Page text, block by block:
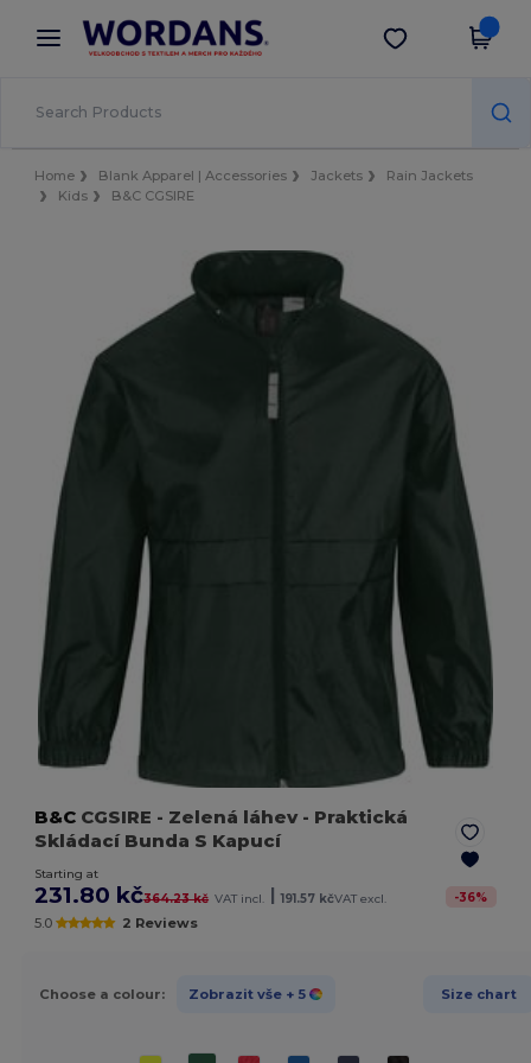
× Aplikace Wordans
Lepší ceny v aplikaci!
Stáhnout app
Home Blank Apparel | Accessories Jackets
Rain Jackets
Kids
B&C CGSIRE
B&C CGSIRE - Zelená láhev- Praktická
Skládací Bunda S Kapucí
Starting at
231.80 kč364.23 kč VAT incl. | 191.57 kčVAT excl. -36%
5.0 2 Reviews
Choose a colour: Zobrazit vše + 5 Size chart